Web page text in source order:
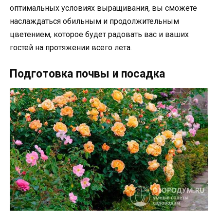
оптимальных условиях выращивания, вы сможете
наслаждаться обильным и продолжительным
цветением, которое будет радовать вас и ваших
гостей на протяжении всего лета.
Подготовка почвы и посадка